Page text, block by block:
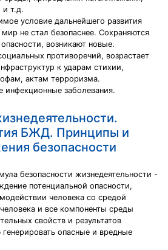
и т.д.
условие дальнейшего развития
не стал безопаснее. Сохраняются
возникают новые.
противоречий, возрастает
к ударам стихии,
актам терроризма.
инфекционные заболевания.
БЖД. Принципы и
безопасности
безопасности жизнедеятельности -
потенциальной опасности,
человека со средой
и все компоненты среды
свойств и результатов
опасные и вредные